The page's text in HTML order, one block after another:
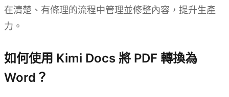
在清楚、有條理的流程中管理並修整內容，提升生產
力。
如何使用 Kimi Docs 將 PDF 轉換為
Word？